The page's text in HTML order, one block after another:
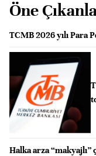
Öne
TCMB 2026 yılı Para
Halka arza “makyajlı”